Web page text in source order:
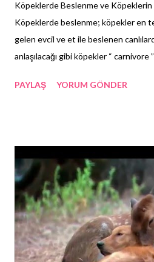
Köpeklerde Beslenme ve
Köpeklerde beslenme; köpekler en
gelen evcil ve et ile beslenen
anlaşılacağı gibi köpekler “
yerler anlamına gelmediği gibi
özellikle de sevdikleri bir şeyler var
kediler kadar seçici olmadığı için
değildirler ama bu oburlukları bazen
onları hasta edebilir.
PAYLAŞ YORUM GÖNDER